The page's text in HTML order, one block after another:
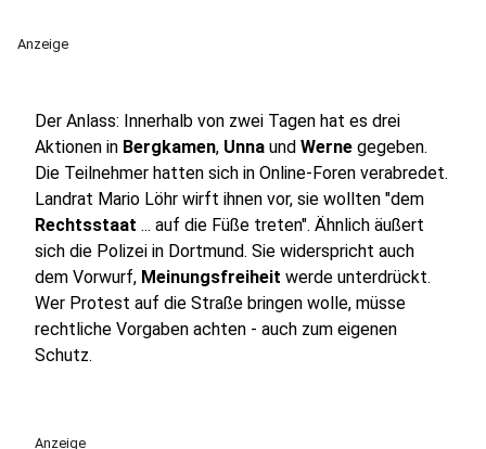
Anzeige
Der Anlass: Innerhalb von zwei Tagen hat es drei
Aktionen in Bergkamen, Unna und Werne gegeben.
Die Teilnehmer hatten sich in Online-Foren verabredet.
Landrat Mario Löhr wirft ihnen vor, sie wollten "dem
Rechtsstaat ... auf die Füße treten". Ähnlich äußert
sich die Polizei in Dortmund. Sie widerspricht auch
dem Vorwurf, Meinungsfreiheit werde unterdrückt.
Wer Protest auf die Straße bringen wolle, müsse
rechtliche Vorgaben achten - auch zum eigenen
Schutz.
Anzeige